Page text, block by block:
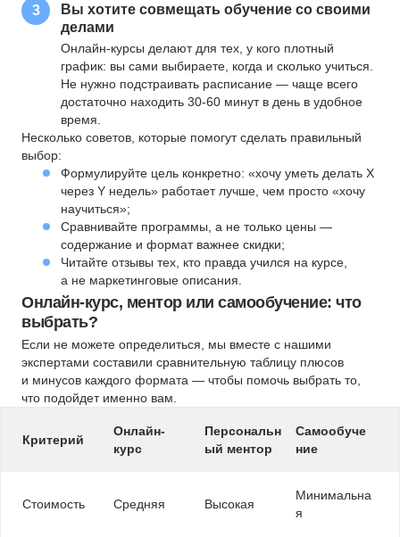
3
Вы хотите совмещать обучение со своими
делами
Онлайн-курсы делают для тех, у кого плотный
график: вы сами выбираете, когда и сколько учиться.
Не нужно подстраивать расписание — чаще всего
достаточно находить 30-60 минут в день в удобное
время.
Несколько советов, которые помогут сделать правильный
выбор:
Формулируйте цель конкретно: «хочу уметь делать X
через Y недель» работает лучше, чем просто «хочу
научиться»;
Сравнивайте программы, а не только цены —
содержание и формат важнее скидки;
Читайте отзывы тех, кто правда учился на курсе,
а не маркетинговые описания.
Онлайн-курс, ментор или самообучение: что
выбрать?
Если не можете определиться, мы вместе с нашими
экспертами составили сравнительную таблицу плюсов
и минусов каждого формата — чтобы помочь выбрать то,
что подойдет именно вам.
Критерий
Онлайн-
курс
Персональн
ый ментор
Самообуче
ние
Стоимость Средняя Высокая
Минимальна
я